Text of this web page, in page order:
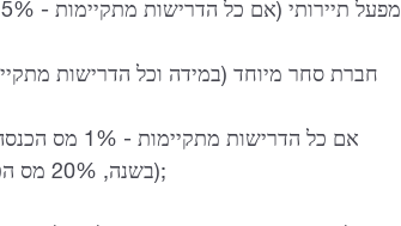
מחזור עד 500,000 GEL בשנה, 20% מס הכנסה אישי על משכורות);